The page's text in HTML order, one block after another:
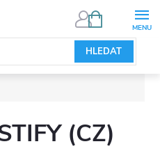
HLEDAT
NÁKUPNÍ
(CZ)